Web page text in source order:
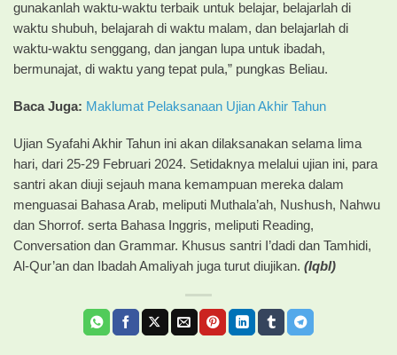
gunakanlah waktu-waktu terbaik untuk belajar, belajarlah di
waktu shubuh, belajarah di waktu malam, dan belajarlah di
waktu-waktu senggang, dan jangan lupa untuk ibadah,
bermunajat, di waktu yang tepat pula,” pungkas Beliau.
Baca Juga: Maklumat Pelaksanaan Ujian Akhir Tahun
Ujian Syafahi Akhir Tahun ini akan dilaksanakan selama lima
hari, dari 25-29 Februari 2024. Setidaknya melalui ujian ini, para
santri akan diuji sejauh mana kemampuan mereka dalam
menguasai Bahasa Arab, meliputi Muthala’ah, Nushush, Nahwu
dan Shorrof. serta Bahasa Inggris, meliputi Reading,
Conversation dan Grammar. Khusus santri I’dadi dan Tamhidi,
Al-Qur’an dan Ibadah Amaliyah juga turut diujikan. (Iqbl)